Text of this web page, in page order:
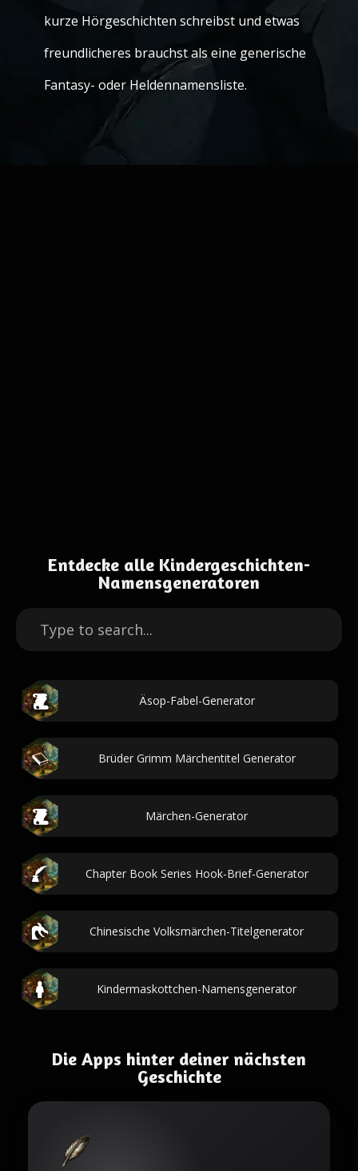
kurze Hörgeschichten schreibst und etwas
freundlicheres brauchst als eine generische
Fantasy- oder Heldennamensliste.
Entdecke alle Kindergeschichten-
Namensgeneratoren
Äsop-Fabel-Generator
Brüder Grimm Märchentitel Generator
Märchen-Generator
Chapter Book Series Hook-Brief-Generator
Chinesische Volksmärchen-Titelgenerator
Kindermaskottchen-Namensgenerator
Die Apps hinter deiner nächsten
Geschichte